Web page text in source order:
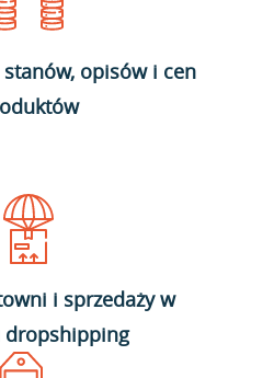
opisów i cen
i sprzedaży w
dropshipping